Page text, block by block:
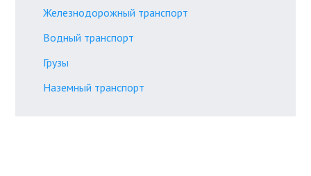
Железнодорожный транспорт
Водный транспорт
Грузы
Наземный транспорт